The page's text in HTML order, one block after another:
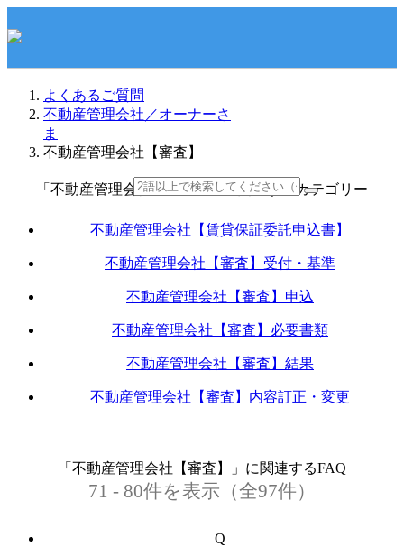
よくあるご質問
不動産管理会社／オーナーさ
ま
不動産管理会社【審査】
「不動産管理会社【審査】」に関連するカテゴリー
不動産管理会社【賃貸保証委託申込書】
不動産管理会社【審査】受付・基準
不動産管理会社【審査】申込
不動産管理会社【審査】必要書類
不動産管理会社【審査】結果
不動産管理会社【審査】内容訂正・変更
「不動産管理会社【審査】」に関連するFAQ
71 - 80件を表示（全97件）
Q